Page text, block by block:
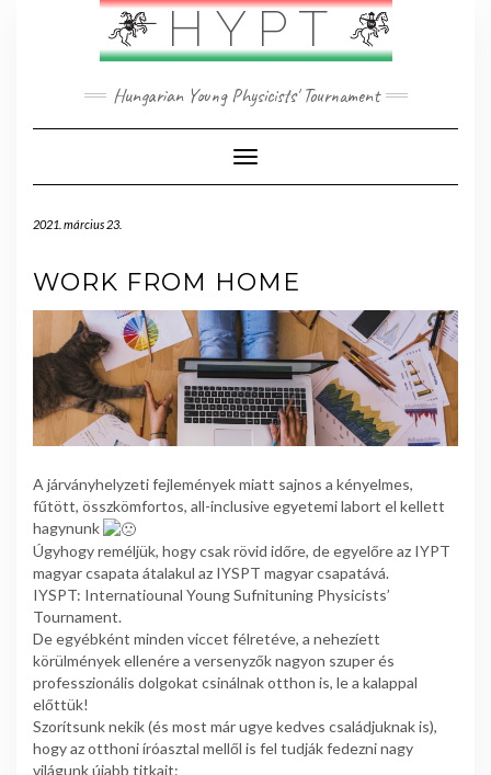
HYPT
Hungarian Young Physicists' Tournament
Toggle Navigation
2021. március 23.
WORK FROM HOME
A járványhelyzeti fejlemények miatt sajnos a kényelmes,
fűtött, összkömfortos, all-inclusive egyetemi labort el kellett
hagynunk
Úgyhogy reméljük, hogy csak rövid időre, de egyelőre az IYPT
magyar csapata átalakul az IYSPT magyar csapatává.
IYSPT: Internatiounal Young Sufnituning Physicists’
Tournament.
De egyébként minden viccet félretéve, a nehezíett
körülmények ellenére a versenyzők nagyon szuper és
professzionális dolgokat csinálnak otthon is, le a kalappal
előttük!
Szorítsunk nekik (és most már ugye kedves családjuknak is),
hogy az otthoni íróasztal mellől is fel tudják fedezni nagy
világunk újabb titkait: